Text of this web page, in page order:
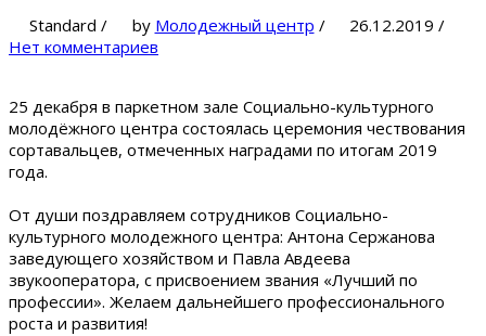
Standard / by Молодежный центр / 26.12.2019/
Нет комментариев
25 декабря в паркетном зале Социально-культурного
молодёжного центра состоялась церемония чествования
сортавальцев, отмеченных наградами по итогам 2019
года.
От души поздравляем сотрудников Социально-
культурного молодежного центра: Антона Сержанова
заведующего хозяйством и Павла Авдеева
звукооператора, с присвоением звания «Лучший по
профессии». Желаем дальнейшего профессионального
роста и развития!